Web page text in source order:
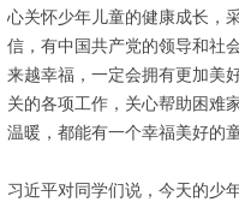
心关怀少年儿童的健康成长，
信，有中国共产党的领导和社
来越幸福，一定会拥有更加美
关的各项工作，关心帮助困难
温暖，都能有一个幸福美好的童
习近平对同学们说，今天的少